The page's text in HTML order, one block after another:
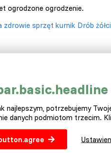
ogrodzone ogrodzenie.
zdrowie sprzęt kurnik Drób
najlepszym, potrzebujemy
danych podmiotom trzecim.